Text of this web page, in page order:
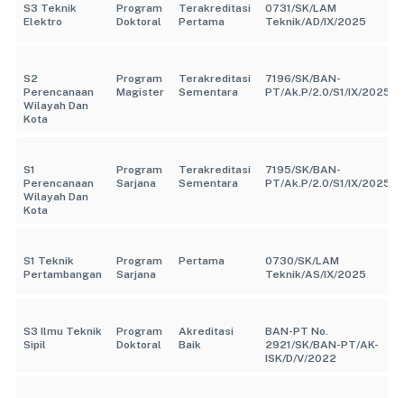
S3 Teknik
Elektro
Program
Doktoral
Terakreditasi
Pertama
0731/SK/LAM
Teknik/AD/IX/2025
S2
Perencanaan
Wilayah Dan
Kota
Program
Magister
Terakreditasi
Sementara
7196/SK/BAN-
PT/Ak.P/2.0/S1/IX/2025
S1
Perencanaan
Wilayah Dan
Kota
Program
Sarjana
Terakreditasi
Sementara
7195/SK/BAN-
PT/Ak.P/2.0/S1/IX/2025
S1 Teknik
Pertambangan
Program
Sarjana
Pertama
0730/SK/LAM
Teknik/AS/IX/2025
S3 Ilmu Teknik
Sipil
Program
Doktoral
Akreditasi
Baik
BAN-PT No.
2921/SK/BAN-PT/AK-
ISK/D/V/2022